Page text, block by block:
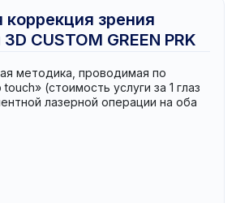
коррекция зрения
CUSTOM GREEN PRK
методика, проводимая по
(стоимость услуги за 1 глаз
лазерной операции на оба